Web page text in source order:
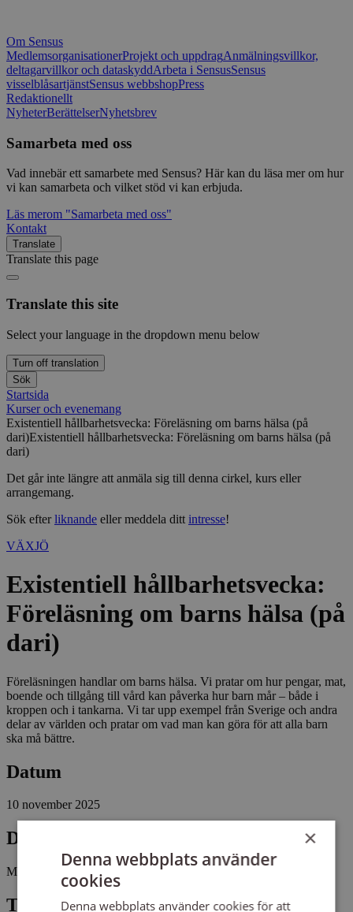
Om Sensus
MedlemsorganisationerProjekt och uppdragAnmälningsvillkor,
deltagarvillkor och dataskyddArbeta i SensusSensus
visselblåsartjänstSensus webbshopPress
Redaktionellt
NyheterBerättelserNyhetsbrev
Samarbeta med oss
Vad innebär ett samarbete med Sensus? Här kan du läsa mer om hur
vi kan samarbeta och vilket stöd vi kan erbjuda.
Läs merom "Samarbeta med oss"
Kontakt
Translate
Translate this page
Translate this site
Select your language in the dropdown menu below
Turn off translation
Sök
Startsida
Kurser och evenemang
Existentiell hållbarhetsvecka: Föreläsning om barns hälsa (på
dari)Existentiell hållbarhetsvecka: Föreläsning om barns hälsa (på
dari)
Det går inte längre att anmäla sig till denna cirkel, kurs eller
arrangemang.
Sök efterliknande eller meddela ditt intresse!
VÄXJÖ
Existentiell hållbarhetsvecka:
Föreläsning om barns hälsa (på
dari)
Föreläsningen handlar om barns hälsa. Vi pratar om hur pengar, mat,
boende och tillgång till vård kan påverka hur barn mår – både i
kroppen och i tankarna. Vi tar upp exempel från Sverige och andra
delar av världen och pratar om vad man kan göra för att alla barn
ska må bättre.
Datum
10 november 2025
Dag
Måndag
Tid
×
Denna webbplats använder
cookies
Denna webbplats använder cookies för att